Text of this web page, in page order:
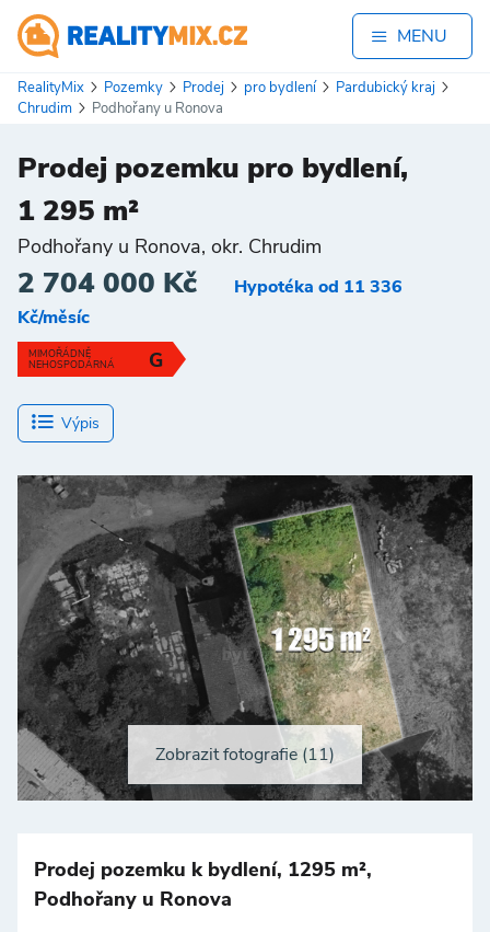
MENU
RealityMix Pozemky Prodej pro bydlení
Pardubický kraj
Chrudim
Podhořany u Ronova
Prodej pozemku pro bydlení,
1 295 m²
Podhořany u Ronova, okr. Chrudim
2 704 000 Kč
Hypotéka od 11 336
Kč/měsíc
G
MIMOŘÁDNĚ
NEHOSPODÁRNÁ
Výpis
Zobrazit fotografie (11)
Prodej pozemku k bydlení, 1295 m²,
Podhořany u Ronova